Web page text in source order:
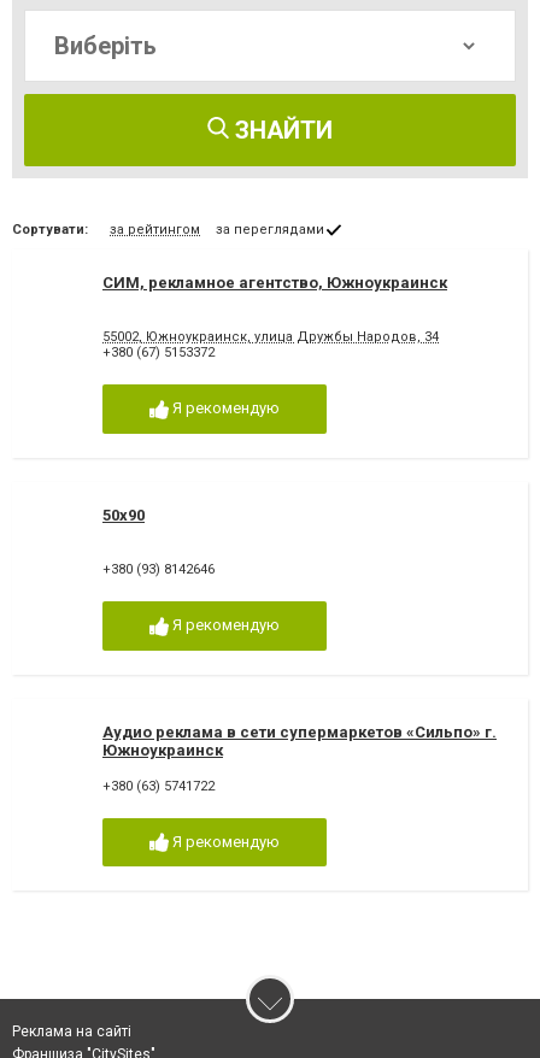
ЗНАЙТИ
Сортувати: за рейтингом за переглядами
СИМ, рекламное агентство, Южноукраинск
55002, Южноукраинск, улица Дружбы Народов, 34
+380 (67) 5153372
Я рекомендую
50x90
+380 (93) 8142646
Я рекомендую
Аудио реклама в сети супермаркетов «Сильпо» г.
Южноукраинск
+380 (63) 5741722
Я рекомендую
Реклама на сайті